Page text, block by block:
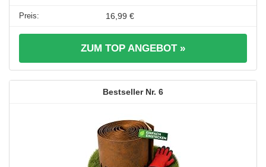
16,99 €
ZUM TOP ANGEBOT »
6